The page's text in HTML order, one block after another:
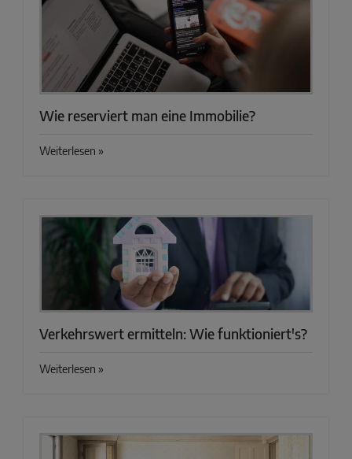
Wie reserviert man eine Immobilie?
Weiterlesen »
Verkehrswert ermitteln: Wie funktioniert's?
Weiterlesen »